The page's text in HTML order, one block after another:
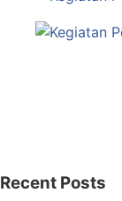
Recent Posts